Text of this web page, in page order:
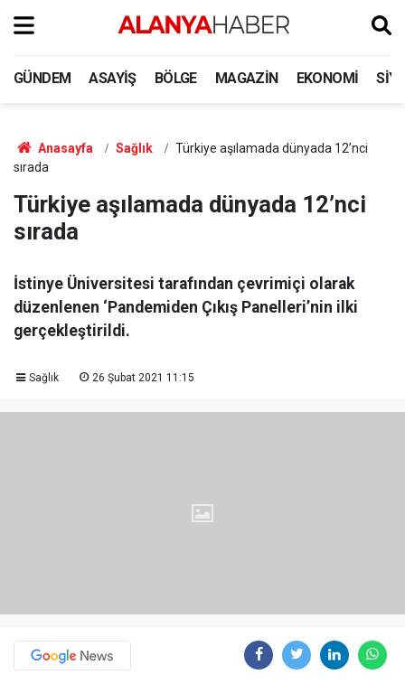
GÜNDEM ASAYIŞ BÖLGE MAGAZIN EKONOMI
Anasayfa Sağlık
Türkiye aşılamada dünyada 12’nci
sırada
Türkiye aşılamada dünyada 12’nci
sırada
İstinye Üniversitesi tarafından çevrimiçi olarak
düzenlenen ‘Pandemiden Çıkış Panelleri’nin ilki
gerçekleştirildi.
Sağlık 26 Şubat 2021 11:15